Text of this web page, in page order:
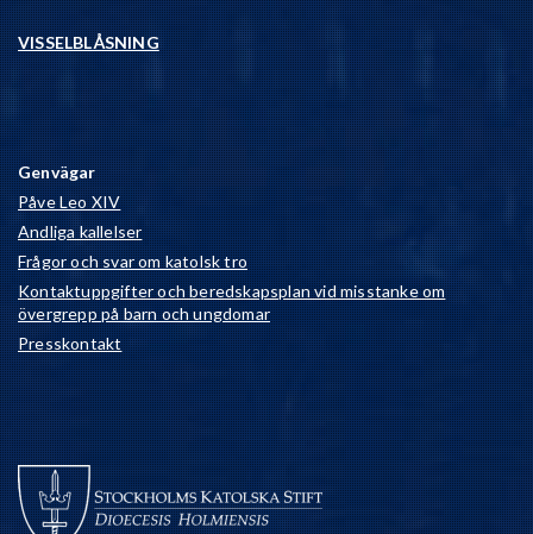
VISSELBLÅSNING
Genvägar
Påve Leo XIV
Andliga kallelser
Frågor och svar om katolsk tro
Kontaktuppgifter och beredskapsplan vid misstanke om
övergrepp på barn och ungdomar
Presskontakt